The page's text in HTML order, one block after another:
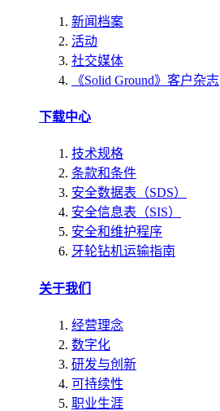
新闻档案
活动
社交媒体
《Solid Ground》客户杂志
下载中心
技术规格
条款和条件
安全数据表（SDS）
安全信息表（SIS）
安全和维护程序
牙轮钻机运输指南
关于我们
经营理念
数字化
研发与创新
可持续性
职业生涯